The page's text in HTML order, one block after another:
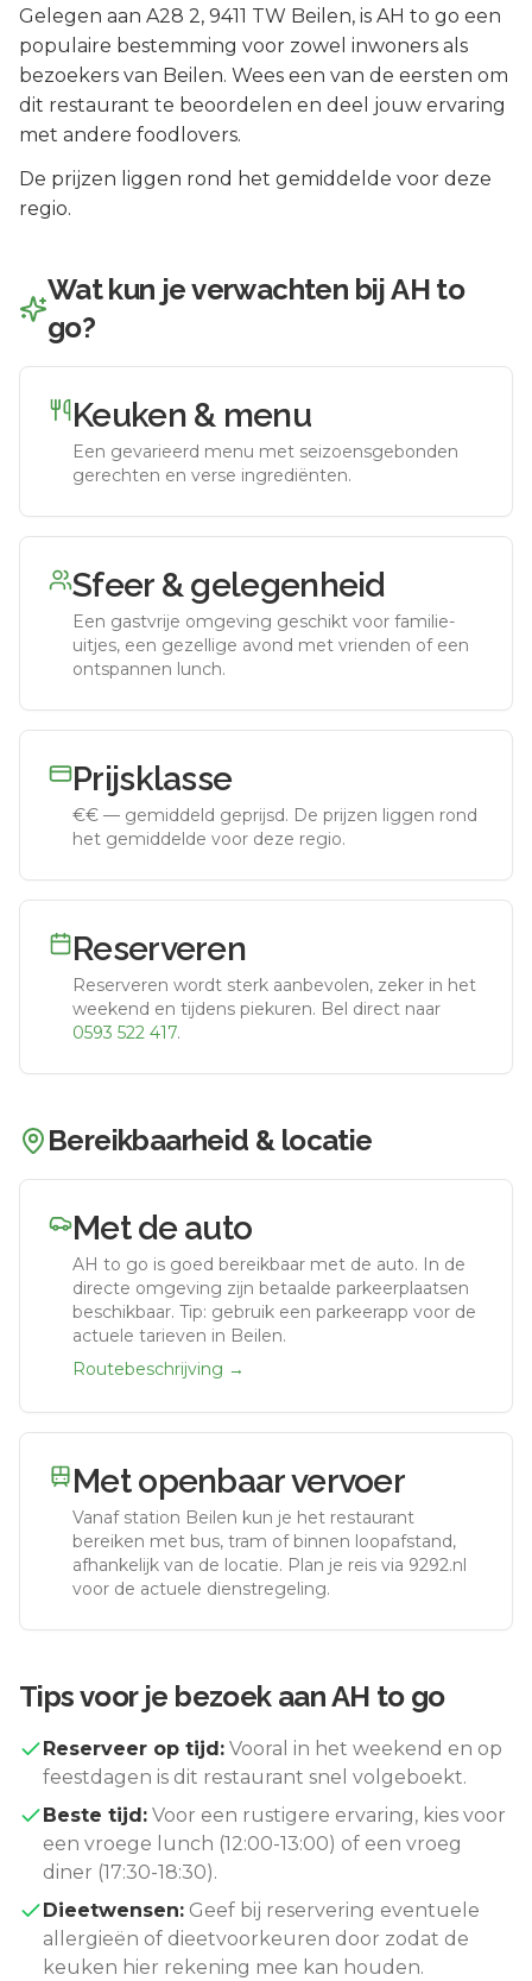
Gelegen aan A28 2, 9411 TW Beilen, is AH to go een
populaire bestemming voor zowel inwoners als
bezoekers van Beilen. Wees een van de eersten om
dit restaurant te beoordelen en deel jouw ervaring
met andere foodlovers.
De prijzen liggen rond het gemiddelde voor deze
regio.
Wat kun je verwachten bijAH to
go?
Keuken & menu
Een gevarieerd menu met seizoensgebonden
gerechten en verse ingrediënten.
Sfeer & gelegenheid
Een gastvrije omgeving geschikt voor familie-
uitjes, een gezellige avond met vrienden of een
ontspannen lunch.
Prijsklasse
€€ — gemiddeld geprijsd. De prijzen liggen rond
het gemiddelde voor deze regio.
Reserveren
Reserveren wordt sterk aanbevolen, zeker in het
weekend en tijdens piekuren. Bel direct naar
0593 522 417.
Bereikbaarheid & locatie
Met de auto
AH to go is goed bereikbaar met de auto. In de
directe omgeving zijn betaalde parkeerplaatsen
beschikbaar. Tip: gebruik een parkeerapp voor de
actuele tarieven in Beilen.
Routebeschrijving →
Met openbaar vervoer
Vanaf station Beilen kun je het restaurant
bereiken met bus, tram of binnen loopafstand,
afhankelijk van de locatie. Plan je reis via 9292.nl
voor de actuele dienstregeling.
Tips voor je bezoek aanAH to go
Reserveer op tijd: Vooral in het weekend en op
feestdagen is dit restaurant snel volgeboekt.
Beste tijd: Voor een rustigere ervaring, kies voor
een vroege lunch (12:00-13:00) of een vroeg
diner (17:30-18:30).
Dieetwensen: Geef bij reservering eventuele
allergieën of dieetvoorkeuren door zodat de
keuken hier rekening mee kan houden.